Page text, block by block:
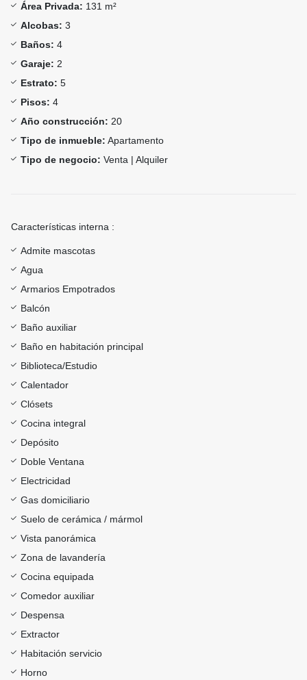
Área Privada: 131 m²
Alcobas: 3
Baños: 4
Garaje: 2
Estrato: 5
Pisos: 4
Año construcción: 20
Tipo de inmueble: Apartamento
Tipo de negocio: Venta | Alquiler
Características interna :
Admite mascotas
Agua
Armarios Empotrados
Balcón
Baño auxiliar
Baño en habitación principal
Biblioteca/Estudio
Calentador
Clósets
Cocina integral
Depósito
Doble Ventana
Electricidad
Gas domiciliario
Suelo de cerámica / mármol
Vista panorámica
Zona de lavandería
Cocina equipada
Comedor auxiliar
Despensa
Extractor
Habitación servicio
Horno